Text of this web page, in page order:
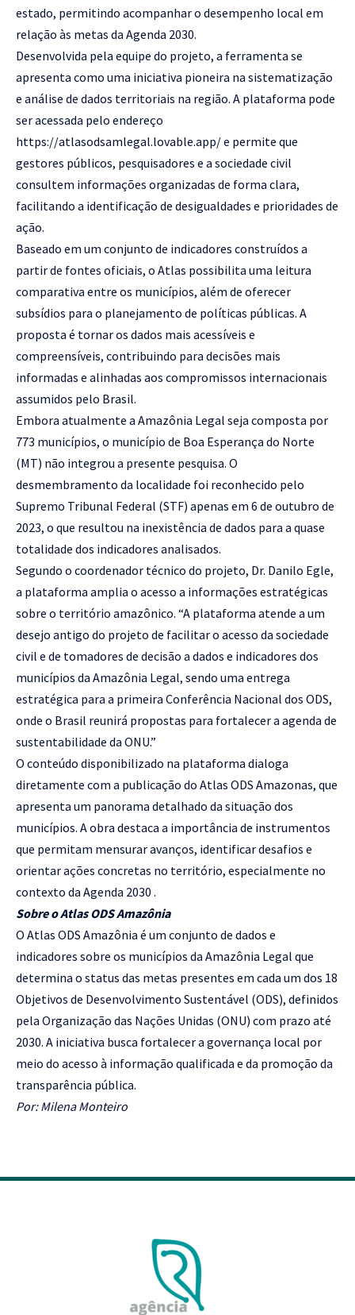
estado, permitindo acompanhar o desempenho local em
relação às metas da Agenda 2030.
Desenvolvida pela equipe do projeto, a ferramenta se
apresenta como uma iniciativa pioneira na sistematização
e análise de dados territoriais na região. A plataforma pode
ser acessada pelo endereço
https://atlasodsamlegal.lovable.app/e permite que
gestores públicos, pesquisadores e a sociedade civil
consultem informações organizadas de forma clara,
facilitando a identificação de desigualdades e prioridades de
ação.
Baseado em um conjunto de indicadores construídos a
partir de fontes oficiais, o Atlas possibilita uma leitura
comparativa entre os municípios, além de oferecer
subsídios para o planejamento de políticas públicas. A
proposta é tornar os dados mais acessíveis e
compreensíveis, contribuindo para decisões mais
informadas e alinhadas aos compromissos internacionais
assumidos pelo Brasil.
Embora atualmente a Amazônia Legal seja composta por
773 municípios, o município de Boa Esperança do Norte
(MT) não integrou a presente pesquisa. O
desmembramento da localidade foi reconhecido pelo
Supremo Tribunal Federal (STF) apenas em 6 de outubro de
2023, o que resultou na inexistência de dados para a quase
totalidade dos indicadores analisados.
Segundo o coordenador técnico do projeto, Dr. Danilo Egle,
a plataforma amplia o acesso a informações estratégicas
sobre o território amazônico. “A plataforma atende a um
desejo antigo do projeto de facilitar o acesso da sociedade
civil e de tomadores de decisão a dados e indicadores dos
municípios da Amazônia Legal, sendo uma entrega
estratégica para a primeira Conferência Nacional dos ODS,
onde o Brasil reunirá propostas para fortalecer a agenda de
sustentabilidade da ONU.”
O conteúdo disponibilizado na plataforma dialoga
diretamente com a publicação do Atlas ODS Amazonas, que
apresenta um panorama detalhado da situação dos
municípios. A obra destaca a importância de instrumentos
que permitam mensurar avanços, identificar desafios e
orientar ações concretas no território, especialmente no
contexto da Agenda 2030 .
Sobre o Atlas ODS Amazônia
O Atlas ODS Amazônia é um conjunto de dados e
indicadores sobre os municípios da Amazônia Legal que
determina o status das metas presentes em cada um dos 18
Objetivos de Desenvolvimento Sustentável (ODS), definidos
pela Organização das Nações Unidas (ONU) com prazo até
2030. A iniciativa busca fortalecer a governança local por
meio do acesso à informação qualificada e da promoção da
transparência pública.
Por: Milena Monteiro